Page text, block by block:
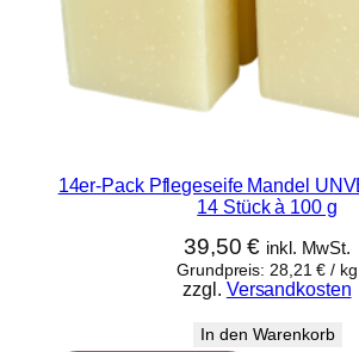
14er-Pack Pflegeseife Mandel
14 Stück à 100 g
39,50€ inkl. MwSt.
Grundpreis: 28,21€ / kg
zzgl. Versandkosten
In den Warenkorb